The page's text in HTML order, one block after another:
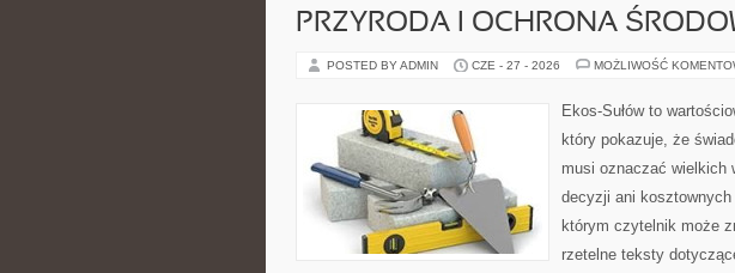
PRZYRODA I OCHRONA
POSTED BY ADMIN CZE - 27 - 2026 MOŻLIWOŚĆ
Ekos-Sułów to
który pokazuje, że
musi oznaczać wielkich
decyzji ani
którym czytelnik może
rzetelne teksty